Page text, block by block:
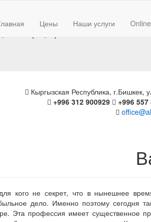
Цены Наши услуги
быстро, грамотно
Кыргызская Республика,
+996 312 900929
+996
кого не секрет, что в нынешнее
дело. Именно поэтому сегодня
Эта профессия имеет существенное